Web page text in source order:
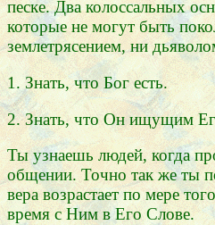
песке. Два колоссальных
которые не могут быть
землетрясением, ни
1. Знать, что Бог есть.
2. Знать, что Он ищущим
Ты узнаешь людей, когда
общении. Точно так же ты
вера возрастает по мере
время с Ним в Его Слове.